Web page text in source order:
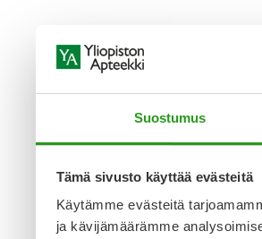
Suostumus
Tämä sivusto käyttää evästeitä
Käytämme evästeitä
ja kävijämäärämme